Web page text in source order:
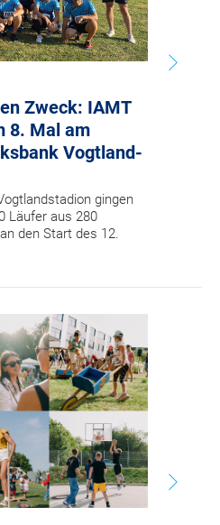
Zweck: IAMT
8. Mal am
Vogtland-
gingen
Läufer aus 280
den Start des 12.